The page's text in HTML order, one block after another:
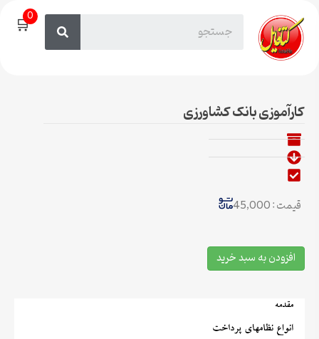
🛒0
کارآموزی بانک کشاورزی
قیمت : 45,000
افزودن به سبد خرید